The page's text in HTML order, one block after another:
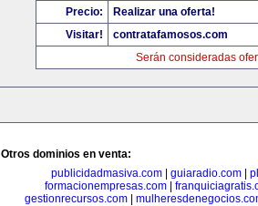
Precio:
Realizar una oferta!
Visitar!
contratafamosos.com
Serán consideradas
Otros dominios en venta:
publicidadmasiva.com
guiaradio.com
formacionempresas.com|
gestionrecursos.com|